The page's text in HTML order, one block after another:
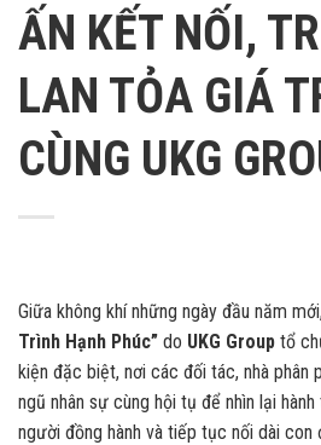
ẤN KẾT NỐI,
LAN TỎA GIÁ
CÙNG UKG
Giữa không khí những ngày đầu năm mới,
Trình Hạnh Phúc” do UKG Group tổ
kiện đặc biệt, nơi các đối tác, nhà phân
ngũ nhân sự cùng hội tụ để nhìn lại
người đồng hành và tiếp tục nối dài con